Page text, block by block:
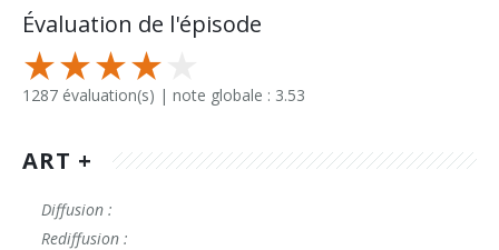
Évaluation de l'épisode
1287 évaluation(s) | note globale : 3.53
ART +
Diffusion :
Rediffusion :